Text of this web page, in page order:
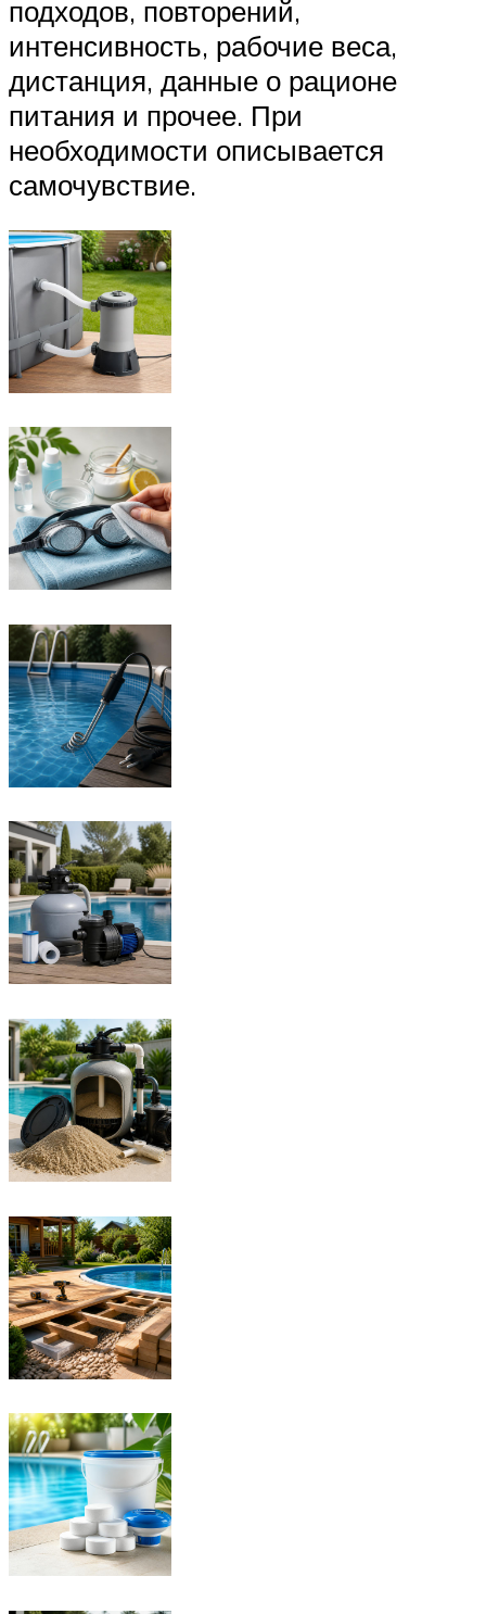
подходов, повторений,
интенсивность, рабочие веса,
дистанция, данные о рационе
питания и прочее. При
необходимости описывается
самочувствие.